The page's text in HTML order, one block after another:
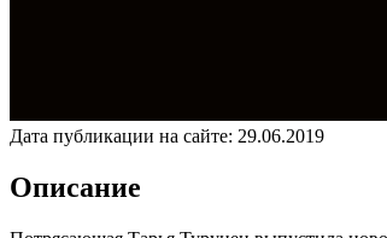
Дата публикации на сайте: 29.06.2019
Описание